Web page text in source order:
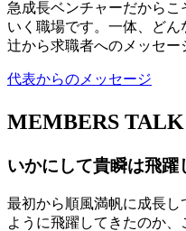
急成長ベンチャーだから
いく職場です。一体、ど
辻から求職者へのメッセー
代表からのメッセージ
MEMBERS TALK
いかにして貴瞬は飛躍
最初から順風満帆に成長
ように飛躍してきたのか